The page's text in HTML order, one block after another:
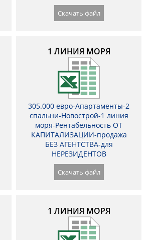
Скачать файл
1 ЛИНИЯ МОРЯ
305.000 евро-Апартаменты-2
спальни-Новострой-1 линия
моря-Рентабельность ОТ
КАПИТАЛИЗАЦИИ-продажа
БЕЗ АГЕНТСТВА-для
НЕРЕЗИДЕНТОВ
Скачать файл
1 ЛИНИЯ МОРЯ